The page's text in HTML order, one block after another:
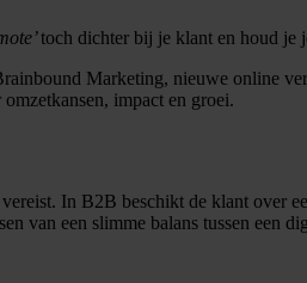
toch dichter bij je klant en houd je
Marketing, nieuwe online
impact en groei.
In B2B beschikt de klant over
van een slimme balans tussen een